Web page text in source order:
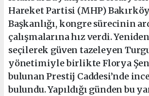
Hareket Partisi (MHP)
Başkanlığı, kongre sürecinin
çalışmalarına hız verdi.
seçilerek güven tazeleyen
yönetimiyle birlikte Florya
bulunan Prestij Caddesi’nde
bulundu. Yapıldığı günden bu